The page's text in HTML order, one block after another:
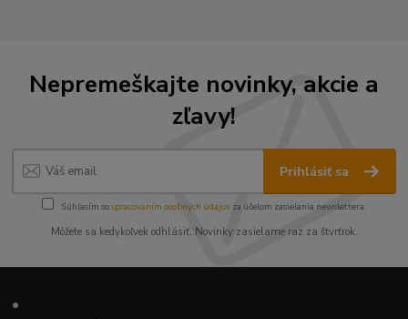
Nepremeškajte novinky, akcie a
zľavy!
Prihlásiť sa
Súhlasím sospracovaním osobných údajov za účelom zasielania newslettera.
Môžete sa kedykoľvek odhlásiť. Novinky zasielame raz za štvrťrok.
•